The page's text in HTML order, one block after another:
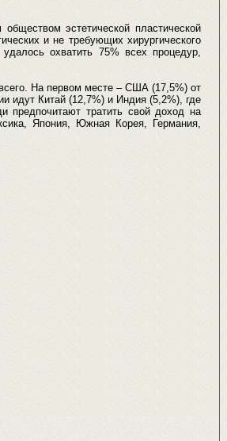
эстетической пластической
и не требующих хирургического
охватить 75% всех процедур,
На первом месте – США (17,5%) от
идут Китай (12,7%) и Индия (5,2%), где
предпочитают тратить свой доход на
Япония, Южная Корея, Германия,